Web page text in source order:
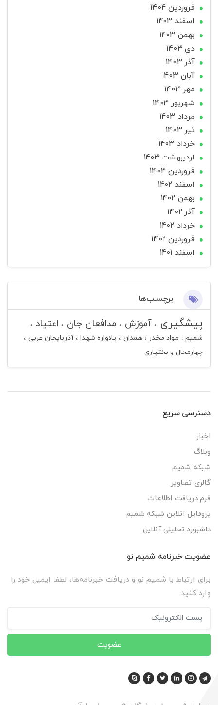
فروردین 1404
اسفند 1403
بهمن 1403
دی 1403
آذر 1403
آبان 1403
مهر 1403
شهریور 1403
مرداد 1403
تير 1403
خرداد 1403
ارديبهشت 1403
فروردین 1403
اسفند 1402
بهمن 1402
آذر 1402
خرداد 1402
فروردین 1402
اسفند 1401
برچسب‌ها
پیشگیری آموزش مدافعان جان اعتیاد
شمیم مواد مخدر همدان یادواره شهدا
آذربایجان غربی
چهارمحال و بختیاری
دسترسی سریع
اخبار
وبلاگ
شبکه شمیم
گالری تصاویر
فرم دریافت اطلاعات
پروفایل آنلاین شبکه شمیم
داشبورد تحلیلی آنلاین
عضویت خبرنامه شمیم نو
برای ارتباط با شمیم نو و دریافت خبرنامه‌ها، لطفا ایمیل خود را
وارد کنید.
عضویت